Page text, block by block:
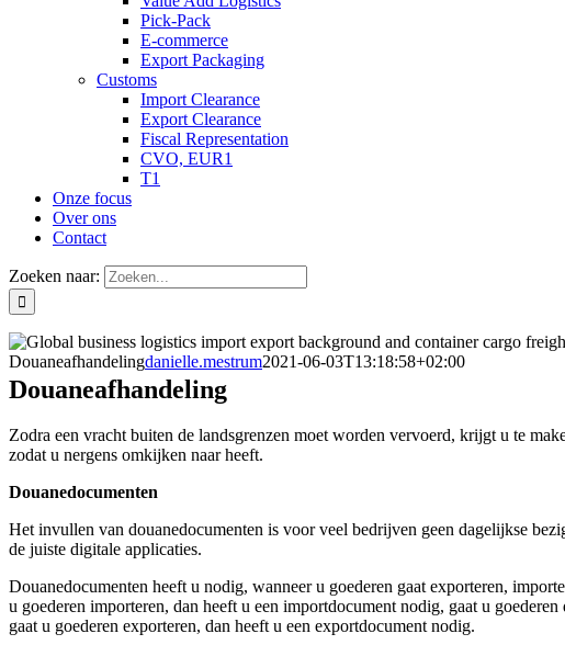
Pick-Pack
E-commerce
Export Packaging
Customs
Import Clearance
Export Clearance
Fiscal Representation
CVO, EUR1
T1
Onze focus
Over ons
Contact
Zoeken naar:
Douaneafhandelingdanielle.mestrum2021-06-03T13:18:58+02:00
Douaneafhandeling
Zodra een vracht buiten de landsgrenzen moet worden vervoerd, krijgt u te
zodat u nergens omkijken naar heeft.
Douanedocumenten
Het invullen van douanedocumenten is voor veel bedrijven geen dagelijkse
de juiste digitale applicaties.
Douanedocumenten heeft u nodig, wanneer u goederen gaat exporteren,
u goederen importeren, dan heeft u een importdocument nodig, gaat u
gaat u goederen exporteren, dan heeft u een exportdocument nodig.